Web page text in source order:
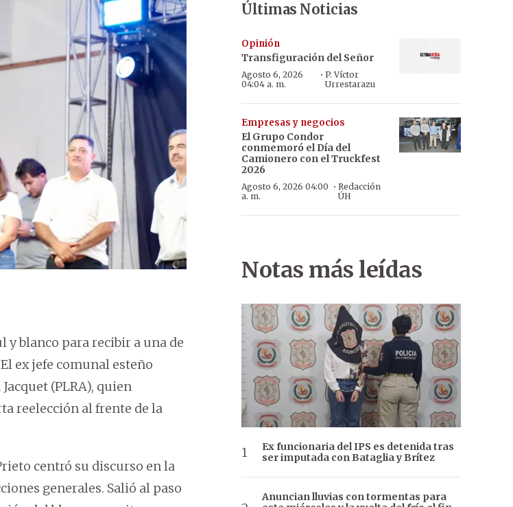
y blanco para recibir a una de
ex jefe comunal esteño
(PLRA), quien
reelección al frente de la
centró su discurso en la
generales. Salió al paso
Últimas Noticias
Opinión
Transfiguración del Señor
Agosto 6, 2026
04:04 a. m.
· P. Víctor
Urrestarazu
Empresas y negocios
El Grupo Condor
conmemoró el Día del
Camionero con el Truckfest
2026
Agosto 6, 2026 04:00
a. m.
· Redacción
ÚH
Notas más leídas
Ex funcionaria del IPS es detenida tras
ser imputada con Bataglia y Brítez
Anuncian lluvias con tormentas para